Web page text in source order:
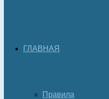
ГЛАВНАЯ
Правила